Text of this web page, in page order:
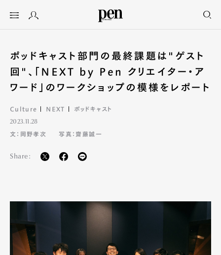
ポッドキャスト部門の最終課題は"ゲスト
回"、「NEXT by Pen クリエイター・ア
ワード」のワークショップの模様をレポート
Culture NEXT ポッドキャスト
2023.11.28
文：岡野孝次
写真：齋藤誠一
Share: